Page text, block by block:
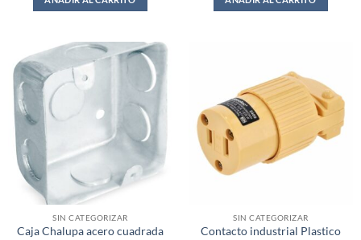
SIN CATEGORIZAR
Caja Chalupa acero cuadrada
SIN CATEGORIZAR
Contacto industrial Plastico